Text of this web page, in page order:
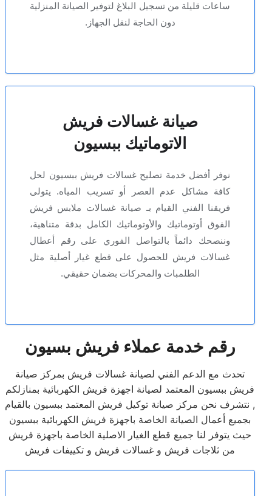
ساعات قليلة من تسجيل البلاغ لتوفير الصيانة المنزلية
دون الحاجة لنقل الجهاز.
صيانة غسالات فريش
الاتوماتيك ببسيون
نوفر أفضل خدمة تصليح غسالات فريش ببسيون لحل
كافة مشاكل عدم العصر أو تسريب المياه. يتولى
فريقنا الفني القيام بـ صيانة غسالات ملابس فريش
الفوق أوتوماتيك والأوتوماتيك الكامل بدقة متناهية،
وننصحك دائماً بالتواصل الفوري على رقم أعطال
غسالات فريش للحصول على قطع غيار أصلية مثل
الطلمبات والمحركات بضمان حقيقي.
رقم خدمة عملاء فريش بسيون
تحدث مع الدعم الفني لصيانة غسالات فريش بمركز صيانة
فريش ببسيون المعتمد لصيانة اجهزة فريش الكهربائية بمنازلكم
, نتشرف نحن مركز صيانة توكيل فريش المعتمد ببسيون بالقيام
بجميع أعمال الصيانة الخاصة باجهزة فريش الكهربائية ببسيون
حيث يتوفر لنا جميع قطع الغيار الاصلية الخاصة باجهزة فريش
من ثلاجات فريش و غسالات فريش و تكييفات فريش